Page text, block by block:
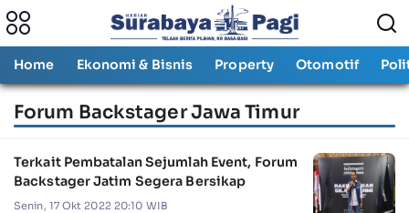
Home Ekonomi & Bisnis Property Otomotif
Forum Backstager Jawa Timur
Terkait Pembatalan Sejumlah Event, Forum
Backstager Jatim Segera Bersikap
Senin, 17 Okt 2022 20:10 WIB